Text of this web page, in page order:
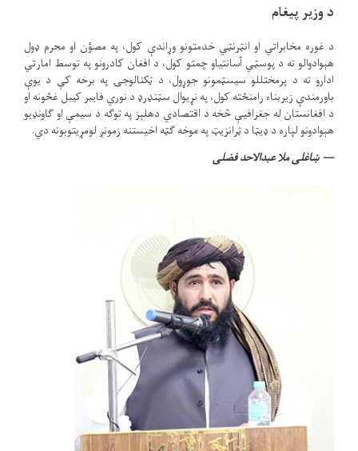
د وزیر پیغام
د غوره مخابراتي او انټرنټي خدمتونو وړاندې کول، په مصؤن او محرم ډول
هېوادوالو ته د پوسټي آسانتیاو چمتو کول، د افغان کادرونو په توسط امارتي
ادارو ته د پرمختللو سیسټمونو جوړول، د ټکنالوجۍ په برخه کې د یوې
باورمندې زیربناء رامنځته کول، په نړیوال سټنډرډ د نوري فایبر کیبل غځونه او
د افغانستان له جغرافیې څخه د اقتصادي دهلېز په توګه د سیمې او ګاونډیو
هېوادونو لپاره د ډیټا د ټرانزیټ په موخه ګټه اخیستنه زمونږ لومړیتوبونه دي.
ښاغلی ملا عبدالاحد فضلی